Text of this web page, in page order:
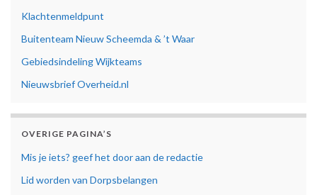
Klachtenmeldpunt
Buitenteam Nieuw Scheemda & ’t Waar
Gebiedsindeling Wijkteams
Nieuwsbrief Overheid.nl
OVERIGE PAGINA’S
Mis je iets? geef het door aan de redactie
Lid worden van Dorpsbelangen